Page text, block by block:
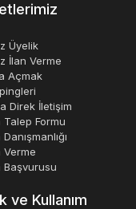
aynı
bulunabilir.
bağlı olarak
vazgeçilmez
gıdaların
ve müşterilerin
Üyelik
İlan Verme
Açmak
Direk İletişim
Talep Formu
Verme
Başvurusu
ve Kullanım